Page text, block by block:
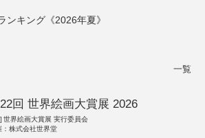
ンキング《2026年夏》
一覧
回 世界絵画大賞展 2026
世界絵画大賞展 実行委員会
：株式会社世界堂